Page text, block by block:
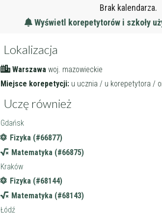
Brak kalendarza.
Wyświetl korepetytorów i szkoły
Lokalizacja
Warszawa woj. mazowieckie
Miejsce korepetycji:u ucznia / u korepetytora /
Uczę również
Gdańsk
Fizyka (#66877)
Matematyka (#66875)
Kraków
Fizyka (#68144)
Matematyka (#68143)
Łódź